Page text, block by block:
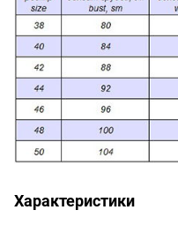
Характеристики